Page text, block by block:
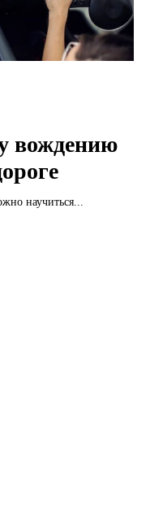
вождению
научиться...